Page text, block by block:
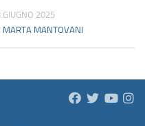
GIUGNO 2025
MARTA MANTOVANI